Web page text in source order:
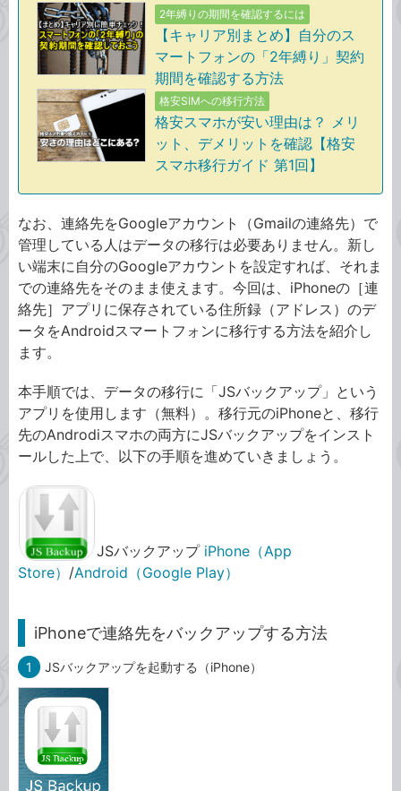
2年縛りの期間を確認するには
【キャリア別まとめ】自分のス
マートフォンの「2年縛り」契約
期間を確認する方法
格安SIMへの移行方法
格安スマホが安い理由は？ メリ
ット、デメリットを確認【格安
スマホ移行ガイド 第1回】
なお、連絡先をGoogleアカウント（Gmailの連絡先）で
管理している人はデータの移行は必要ありません。新し
い端末に自分のGoogleアカウントを設定すれば、それま
での連絡先をそのまま使えます。今回は、iPhoneの［連
絡先］アプリに保存されている住所録（アドレス）のデ
ータをAndroidスマートフォンに移行する方法を紹介し
ます。
本手順では、データの移行に「JSバックアップ」という
アプリを使用します（無料）。移行元のiPhoneと、移行
先のAndrodiスマホの両方にJSバックアップをインスト
ールした上で、以下の手順を進めていきましょう。
JSバックアップ iPhone（App
Store） /Android（Google Play）
iPhoneで連絡先をバックアップする方法
1 JSバックアップを起動する（iPhone）